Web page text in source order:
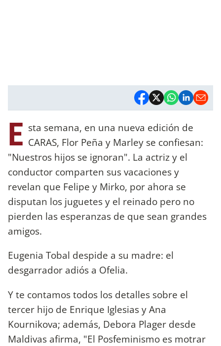
E sta semana, en una nueva edición de
CARAS, Flor Peña y Marley se confiesan:
"Nuestros hijos se ignoran". La actriz y el
conductor comparten sus vacaciones y
revelan que Felipe y Mirko, por ahora se
disputan los juguetes y el reinado pero no
pierden las esperanzas de que sean grandes
amigos.
Eugenia Tobal despide a su madre: el
desgarrador adiós a Ofelia.
Y te contamos todos los detalles sobre el
tercer hijo de Enrique Iglesias y Ana
Kournikova; además, Debora Plager desde
Maldivas afirma, "El Posfeminismo es motrar